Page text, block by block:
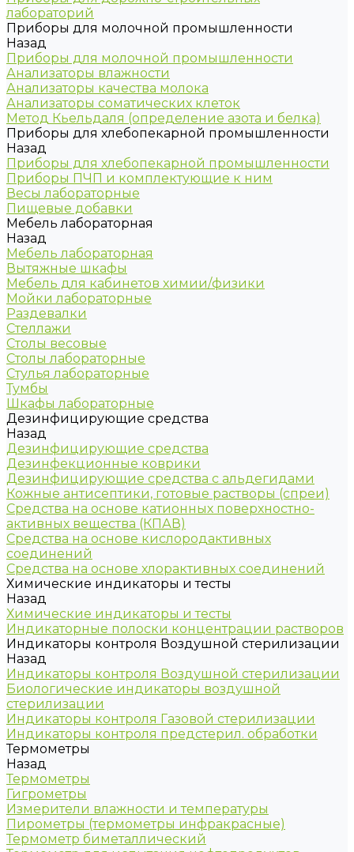
лабораторий
Приборы для молочной промышленности
Назад
Приборы для молочной промышленности
Анализаторы влажности
Анализаторы качества молока
Анализаторы соматических клеток
Метод Кьельдаля (определение азота и белка)
Приборы для хлебопекарной промышленности
Назад
Приборы для хлебопекарной промышленности
Приборы ПЧП и комплектующие к ним
Весы лабораторные
Пищевые добавки
Мебель лабораторная
Назад
Мебель лабораторная
Вытяжные шкафы
Мебель для кабинетов химии/физики
Мойки лабораторные
Раздевалки
Стеллажи
Столы весовые
Столы лабораторные
Стулья лабораторные
Тумбы
Шкафы лабораторные
Дезинфицирующие средства
Назад
Дезинфицирующие средства
Дезинфекционные коврики
Дезинфицирующие средства с альдегидами
Кожные антисептики, готовые растворы (спреи)
Средства на основе катионных поверхностно-
активных вещества (КПАВ)
Средства на основе кислородактивных
соединений
Средства на основе хлорактивных соединений
Химические индикаторы и тесты
Назад
Химические индикаторы и тесты
Индикаторные полоски концентрации растворов
Индикаторы контроля Воздушной стерилизации
Назад
Индикаторы контроля Воздушной стерилизации
Биологические индикаторы воздушной
стерилизации
Индикаторы контроля Газовой стерилизации
Индикаторы контроля предстерил. обработки
Термометры
Назад
Термометры
Гигрометры
Измерители влажности и температуры
Пирометры (термометры инфракрасные)
Термометр биметаллический